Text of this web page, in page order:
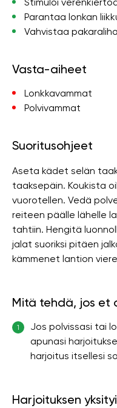
Parantaa lonkan
Vahvistaa
Vasta-aiheet
Lonkkavammat
Polvivammat
Suoritusohjeet
Aseta kädet selän
taaksepäin. Koukista
vuorotellen. Vedä
reiteen päälle lähelle
tahtiin. Hengitä
jalat suoriksi pitäen
kämmenet lantion
Mitä tehdä, jos et
1
Jos polvissasi tai
apunasi
harjoitus itsellesi
Harjoituksen